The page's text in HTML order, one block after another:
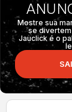
Mostre sua
se divertem
Jauclick é o